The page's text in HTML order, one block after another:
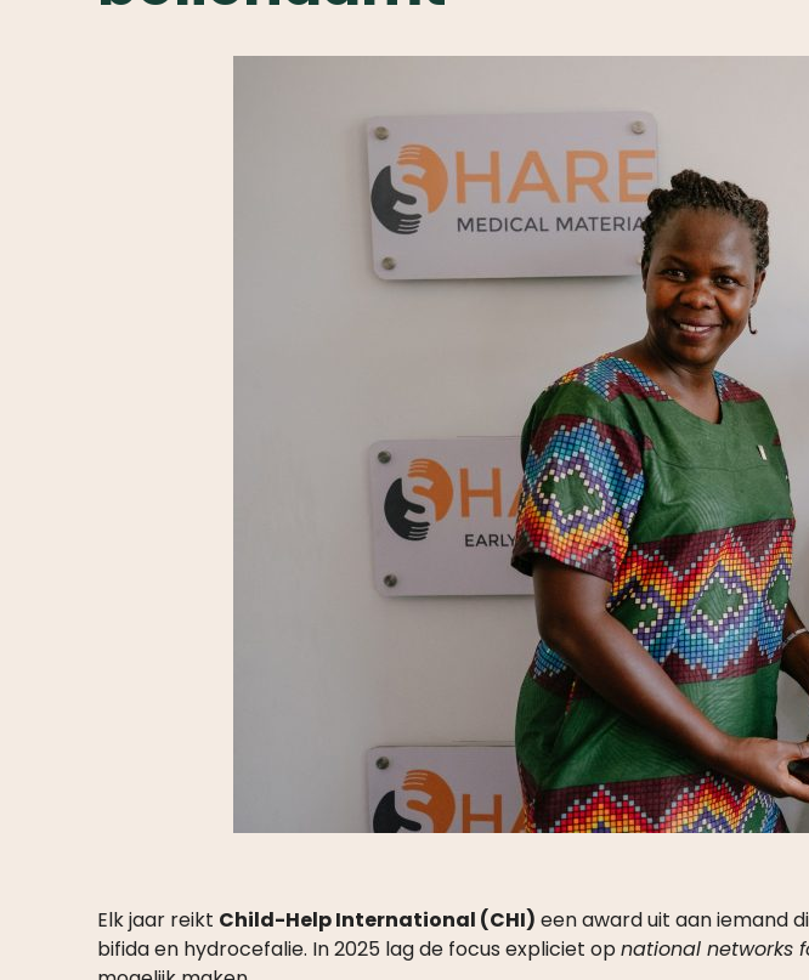
Elk jaar reikt Child-Help International (CHI) een award uit aan iemand
bifida en hydrocefalie. In 2025 lag de focus expliciet opnational networks